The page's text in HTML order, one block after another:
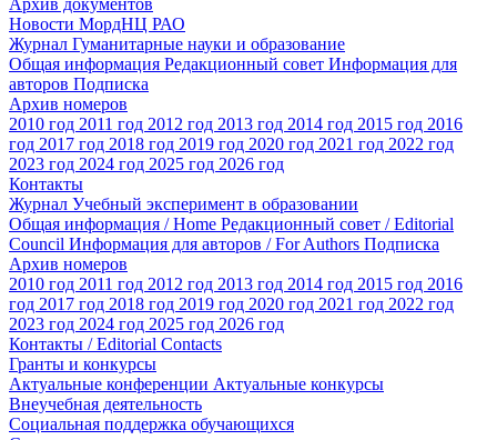
Новости МордНЦ РАО
Журнал Гуманитарные науки и образование
Общая информация Редакционный совет Информация для
авторов Подписка
Архив номеров
2010 год 2011 год 2012 год 2013 год 2014 год 2015 год 2016
год 2017 год 2018 год 2019 год 2020 год 2021 год 2022 год
2023 год 2024 год 2025 год 2026 год
Контакты
Журнал Учебный эксперимент в образовании
Общая информация / Home Редакционный совет / Editorial
Council Информация для авторов / For Authors Подписка
Архив номеров
2010 год 2011 год 2012 год 2013 год 2014 год 2015 год 2016
год 2017 год 2018 год 2019 год 2020 год 2021 год 2022 год
2023 год 2024 год 2025 год 2026 год
Контакты / Editorial Contacts
Гранты и конкурсы
Актуальные конференции Актуальные конкурсы
Внеучебная деятельность
Социальная поддержка обучающихся